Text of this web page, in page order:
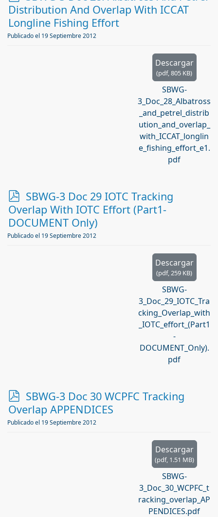
d
f
Distribution And Overlap With ICCAT
Longline Fishing Effort
Publicado el 19 Septiembre 2012
Descargar
(pdf,805 KB)
SBWG-
3_Doc_28_Albatross
_and_petrel_distrib
ution_and_overlap_
with_ICCAT_longlin
e_fishing_effort_e1.
pdf
p
d
f
SBWG-3 Doc 29 IOTC Tracking
Overlap With IOTC Effort (Part1-
DOCUMENT Only)
Publicado el 19 Septiembre 2012
Descargar
(pdf,259 KB)
SBWG-
3_Doc_29_IOTC_Tra
cking_Overlap_with
_IOTC_effort_(Part1
-
DOCUMENT_Only).
pdf
p
d
f
SBWG-3 Doc 30 WCPFC Tracking
Overlap APPENDICES
Publicado el 19 Septiembre 2012
Descargar
(pdf, 1.51 MB)
SBWG-
3_Doc_30_WCPFC_t
racking_overlap_AP
PENDICES.pdf